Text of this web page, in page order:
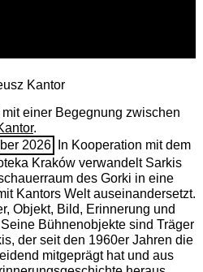
Kantor
einer Begegnung zwischen
.
2026
In Kooperation mit dem
Kraków verwandelt Sarkis
des Gorki in eine
Kantors Welt auseinandersetzt.
Objekt, Bild, Erinnerung und
Bühnenobjekte sind Träger
der seit den 1960er Jahren die
mitgeprägt hat und aus